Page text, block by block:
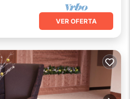
VER OFERTA